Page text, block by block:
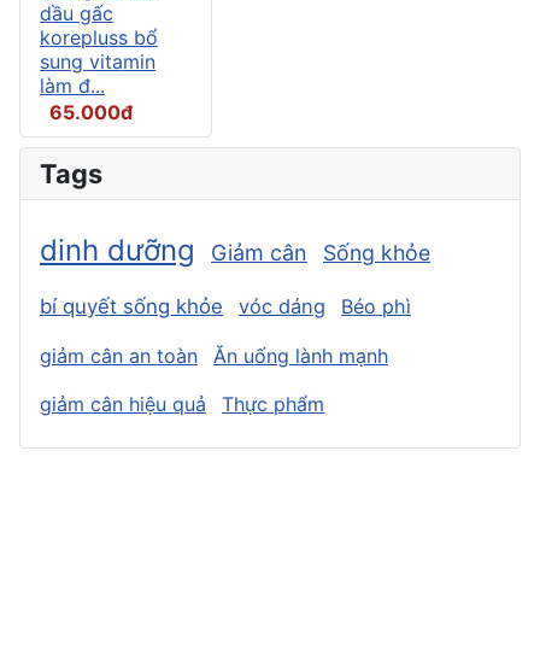
dầu gấc
korepluss bổ
sung vitamin
làm đ...
65.000đ
Tags
dinh dưỡng Giảm cân Sống khỏe
bí quyết sống khỏe vóc dáng Béo phì
giảm cân an toàn
Ăn uống lành mạnh
giảm cân hiệu quả
Thực phẩm